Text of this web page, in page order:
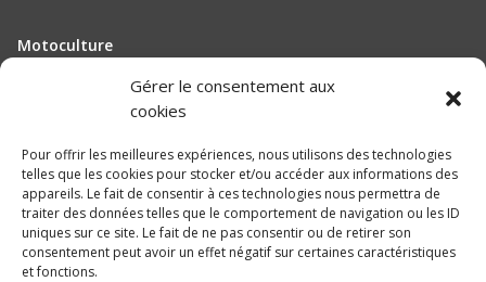
Gérer le consentement aux
cookies
Pour offrir les meilleures expériences, nous utilisons des technologies
telles que les cookies pour stocker et/ou accéder aux informations des
appareils. Le fait de consentir à ces technologies nous permettra de
traiter des données telles que le comportement de navigation ou les ID
uniques sur ce site. Le fait de ne pas consentir ou de retirer son
consentement peut avoir un effet négatif sur certaines caractéristiques
et fonctions.
Motoculture
Recrutement
Mentions légales
Politique de confidentialité